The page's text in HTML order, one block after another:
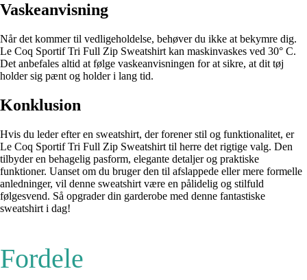
Vaskeanvisning
Når det kommer til vedligeholdelse, behøver du ikke at bekymre dig.
Le Coq Sportif Tri Full Zip Sweatshirt kan maskinvaskes ved 30° C.
Det anbefales altid at følge vaskeanvisningen for at sikre, at dit tøj
holder sig pænt og holder i lang tid.
Konklusion
Hvis du leder efter en sweatshirt, der forener stil og funktionalitet, er
Le Coq Sportif Tri Full Zip Sweatshirt til herre det rigtige valg. Den
tilbyder en behagelig pasform, elegante detaljer og praktiske
funktioner. Uanset om du bruger den til afslappede eller mere formelle
anledninger, vil denne sweatshirt være en pålidelig og stilfuld
følgesvend. Så opgrader din garderobe med denne fantastiske
sweatshirt i dag!
Fordele